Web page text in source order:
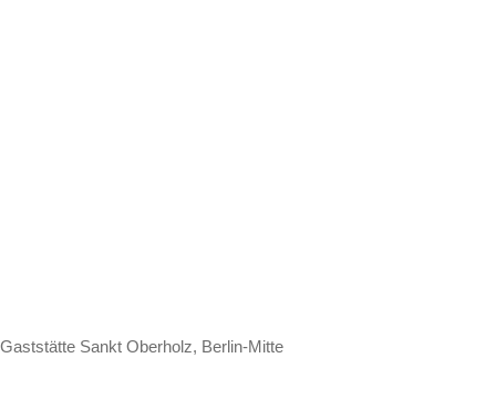
Gaststätte Sankt Oberholz, Berlin-Mitte